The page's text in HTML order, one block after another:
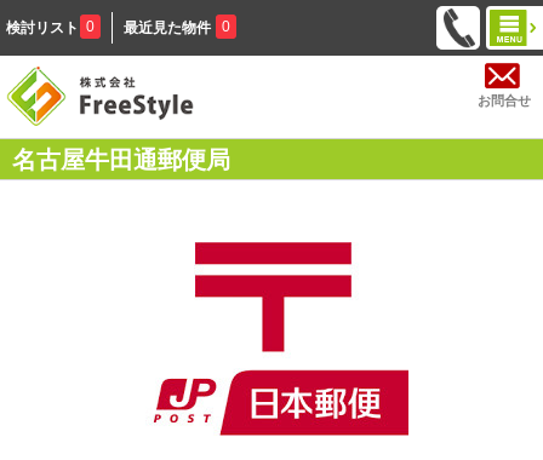
検討リスト 0 最近見た物件 0
お問合せ
名古屋牛田通郵便局